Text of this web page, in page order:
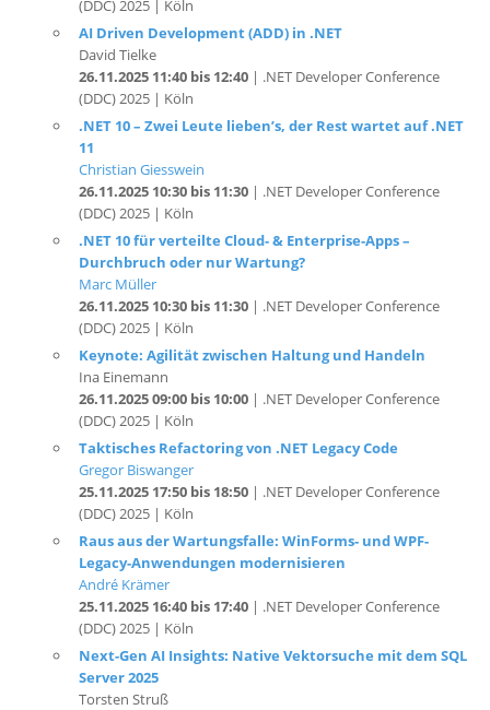
David Tielke
26.11.2025 11:40 bis 12:40| .NET Developer Conference
(DDC) 2025 | Köln
.NET 10 – Zwei Leute lieben’s, der Rest wartet auf .NET
11
Christian Giesswein
26.11.2025 10:30 bis 11:30
(DDC) 2025 | Köln
.NET 10 für verteilte Cloud- & Enterprise-Apps –
Durchbruch oder nur Wartung?
Marc Müller
26.11.2025 10:30 bis 11:30| .NET Developer Conference
(DDC) 2025 | Köln
Keynote: Agilität zwischen Haltung und Handeln
Ina Einemann
26.11.2025 09:00 bis 10:00| .NET Developer Conference
(DDC) 2025 | Köln
Taktisches Refactoring von .NET Legacy Code
Gregor Biswanger
25.11.2025 17:50 bis 18:50| .NET Developer Conference
(DDC) 2025 | Köln
Raus aus der Wartungsfalle: WinForms- und WPF-
Legacy-Anwendungen modernisieren
André Krämer
25.11.2025 16:40 bis 17:40| .NET Developer Conference
(DDC) 2025 | Köln
Next-Gen AI Insights: Native Vektorsuche mit dem SQL
Server 2025
Torsten Struß
25.11.2025 16:40 bis 17:40
(DDC) 2025 | Köln